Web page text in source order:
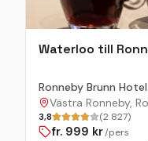
Waterloo till
Ronneby Brunn Hotel
Västra Ronneby,
3,8 (2 827)
fr. 999 kr/pers